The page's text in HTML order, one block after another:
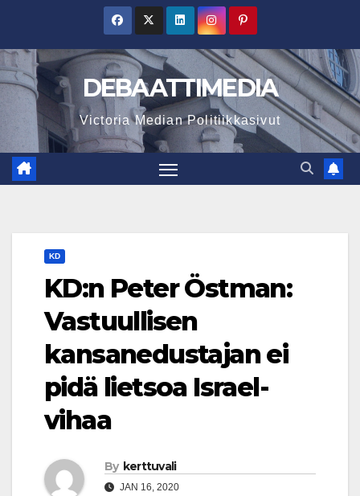
content
DEBAATTIMEDIA
Victoria Median Politiikkasivut
KD
KD:n Peter Östman:
Vastuullisen
kansanedustajan ei
pidä lietsoa Israel-
vihaa
By kerttuvali
JAN 16, 2020